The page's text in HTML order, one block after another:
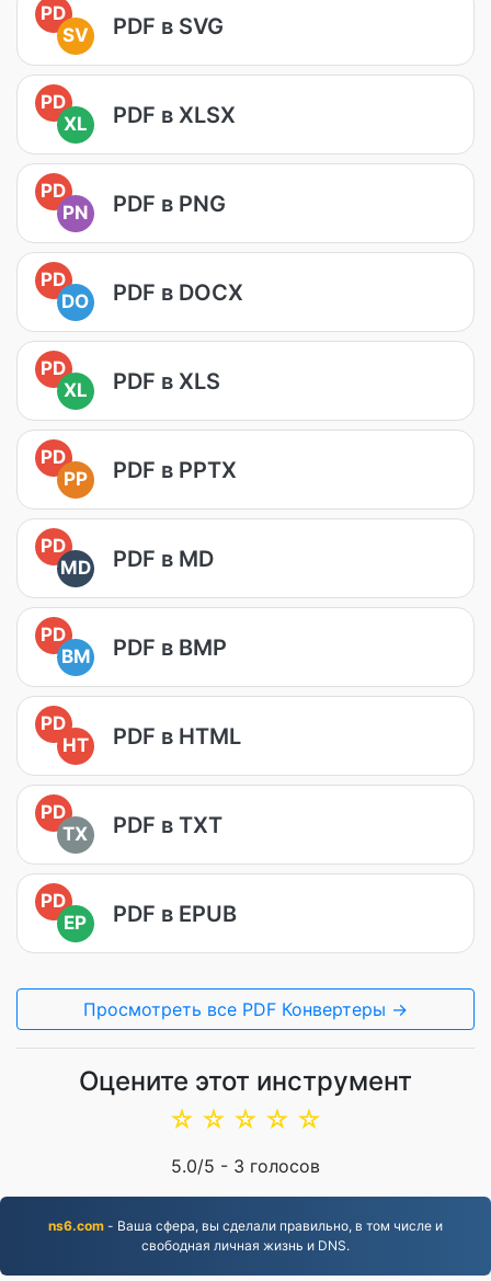
PD
SV
PDF в SVG
PD
XL
PDF в XLSX
PD
PN
PDF в PNG
PD
DO
PDF в DOCX
PD
XL
PDF в XLS
PD
PP
PDF в PPTX
PD
MD
PDF в MD
PD
BM
PDF в BMP
PD
HT
PDF в HTML
PD
TX
PDF в TXT
PD
EP
PDF в EPUB
Просмотреть все PDF Конвертеры →
Оцените этот инструмент
☆
☆
☆
☆
☆
5.0/5 - 3 голосов
ns6.com - Ваша сфера, вы сделали правильно, в том числе и
свободная личная жизнь и DNS.